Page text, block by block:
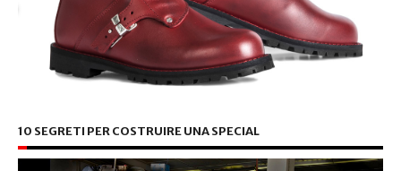
10 SEGRETI PER COSTRUIRE UNA SPECIAL